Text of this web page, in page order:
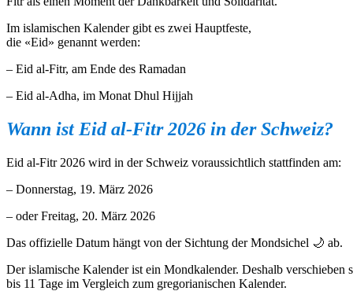
Im islamischen Kalender gibt es zwei Hauptfeste,
die «Eid» genannt werden:
– Eid al-Fitr, am Ende des Ramadan
– Eid al-Adha, im Monat Dhul Hijjah
Wann istEid al-Fitr 2026 in der Schweiz?
Eid al-Fitr 2026 wird in der Schweiz voraussichtlich stattfinden am:
– Donnerstag, 19. März 2026
– oder Freitag, 20. März 2026
Das offizielle Datum hängt von der Sichtung der Mondsichel 🌙 ab.
Der islamische Kalender ist ein Mondkalender. Deshalb verschieben
bis 11 Tage im Vergleich zum gregorianischen Kalender.